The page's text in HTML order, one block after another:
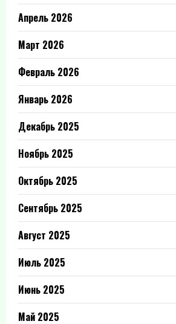
Апрель 2026
Март 2026
Февраль 2026
Январь 2026
Декабрь 2025
Ноябрь 2025
Октябрь 2025
Сентябрь 2025
Август 2025
Июль 2025
Июнь 2025
Май 2025